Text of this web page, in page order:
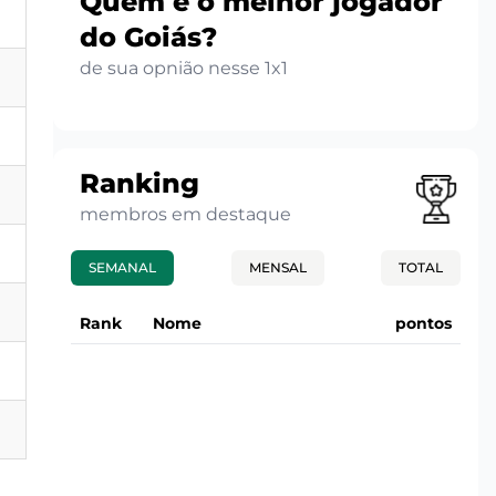
do Goiás?
de sua opnião nesse 1x1
Ranking
membros em destaque
SEMANAL MENSAL TOTAL
Rank Nome pontos